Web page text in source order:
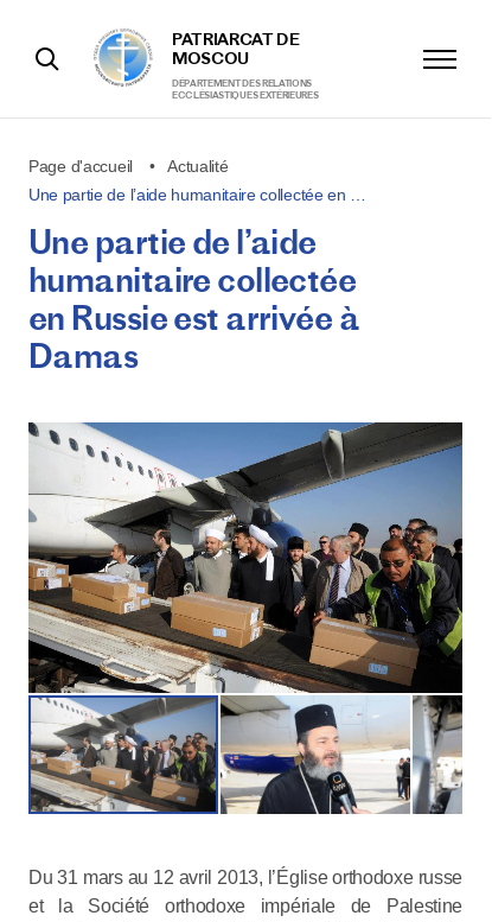
PATRIARCAT DE
MOSCOU
DÉPARTEMENT DES RELATIONS
ECCLÉSIASTIQUES EXTÉRIEURES
Page d'accueil
Actualité
Une partie de l’aide humanitaire collectée en …
Une partie de l’aide
humanitaire collectée
en Russie est arrivée à
Damas
Du 31 mars au 12 avril 2013, l’Église orthodoxe russe
et la Société orthodoxe impériale de Palestine